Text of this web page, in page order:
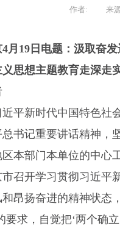
作者: 来
4月19日电题：汲取奋
思想主题教育走深走
平新时代中国特色社
书记重要讲话精神，
本部门本单位的中心
召开学习贯彻习近平
昂扬奋进的精神状态
要求，自觉把‘两个确